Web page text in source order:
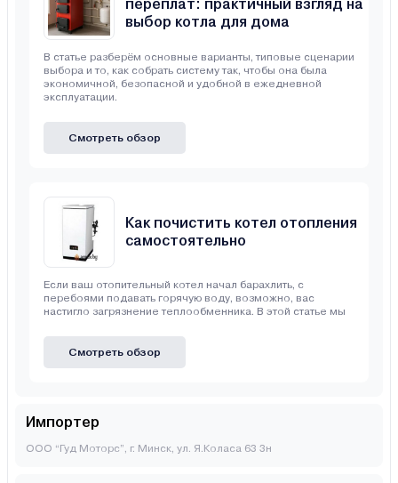
переплат: практичный взгляд на
выбор котла для дома
В статье разберём основные варианты, типовые сценарии
выбора и то, как собрать систему так, чтобы она была
экономичной, безопасной и удобной в ежедневной
эксплуатации.
Смотреть обзор
Как почистить котел отопления
самостоятельно
Если ваш отопительный котел начал барахлить, с
перебоями подавать горячую воду, возможно, вас
настигло загрязнение теплообменника. В этой статье мы
Смотреть обзор
Импортер
ООО “Гуд Моторс”, г. Минск, ул. Я.Коласа 63 3н